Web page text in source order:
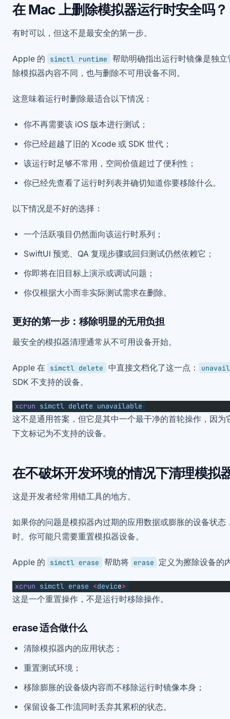
在 Mac 上删除模拟器运行时安全吗？
有时可以，但这不是最安全的第一步。
Apple 的 simctl runtime
帮助明确指出运行时镜像是独
除模拟器内容不同，也与删除不可用设备不同。
这意味着运行时删除最适合以下情况：
你不再需要该 iOS 版本进行测试；
你已经超越了旧的 Xcode 或 SDK 世代；
该运行时足够不常用，空间价值超过了便利性；
你已经先查看了运行时列表并确切知道你要移除什么。
以下情况是不好的选择：
一个活跃项目仍然面向该运行时系列；
SwiftUI 预览、QA 复现步骤或回归测试仍然依赖它；
你即将在旧目标上演示或调试问题；
你仅根据大小而非实际测试需求在删除。
更好的第一步：移除明显的无用负担
最安全的模拟器清理通常从不可用设备开始。
Apple 在 simctl delete 中直接文档化了这一点：
SDK 不支持的设备。
xcrun simctl delete unavailable
这不是通用答案，但它是其中一个最干净的首轮操作，因为
下文标记为不支持的设备。
在不破坏开发环境的情况下清理模拟
这是开发者经常用错工具的地方。
如果你的问题是模拟器内过期的应用数据或膨胀的设备状态
时。你可能只需要重置模拟器设备。
Apple 的 simctl erase 帮助将 erase 定义为擦除设备的
xcrun simctl erase <device>
这是一个重置操作，不是运行时移除操作。
erase 适合做什么
清除模拟器内的应用状态；
重置测试环境；
移除膨胀的设备级内容而不移除运行时镜像本身；
保留设备工作流同时丢弃其累积的状态。